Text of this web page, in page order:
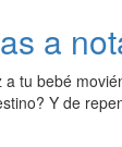
a
tu bebé
Y de